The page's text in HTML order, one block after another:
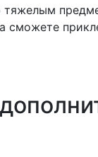
тяжелым
сможете